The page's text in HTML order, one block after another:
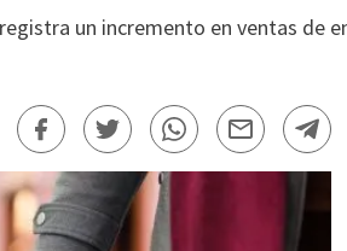
un incremento en ventas de